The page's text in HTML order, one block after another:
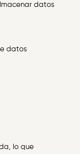
datos
datos
lo que